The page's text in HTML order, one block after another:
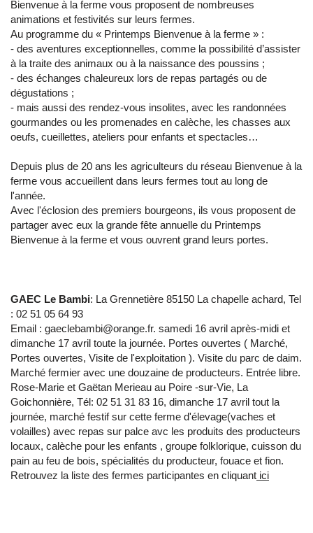
Bienvenue à la ferme vous proposent de nombreuses
animations et festivités sur leurs fermes.
Au programme du « Printemps Bienvenue à la ferme » :
- des aventures exceptionnelles, comme la possibilité d’assister
à la traite des animaux ou à la naissance des poussins ;
- des échanges chaleureux lors de repas partagés ou de
dégustations ;
- mais aussi des rendez-vous insolites, avec les randonnées
gourmandes ou les promenades en calèche, les chasses aux
oeufs, cueillettes, ateliers pour enfants et spectacles…
Depuis plus de 20 ans les agriculteurs du réseau Bienvenue à la
ferme vous accueillent dans leurs fermes tout au long de
l'année.
Avec l'éclosion des premiers bourgeons, ils vous proposent de
partager avec eux la grande fête annuelle du Printemps
Bienvenue à la ferme et vous ouvrent grand leurs portes.
GAEC Le Bambi: La Grennetière 85150 La chapelle achard, Tel
: 02 51 05 64 93
Email : gaeclebambi@orange.fr. samedi 16 avril après-midi et
dimanche 17 avril toute la journée. Portes ouvertes ( Marché,
Portes ouvertes, Visite de l'exploitation ). Visite du parc de daim.
Marché fermier avec une douzaine de producteurs. Entrée libre.
Rose-Marie et Gaëtan Merieau au Poire -sur-Vie, La
Goichonnière, Tél: 02 51 31 83 16, dimanche 17 avril tout la
journée, marché festif sur cette ferme d'élevage(vaches et
volailles) avec repas sur palce avc les produits des producteurs
locaux, calèche pour les enfants , groupe folklorique, cuisson du
pain au feu de bois, spécialités du producteur, fouace et fion.
Retrouvez la liste des fermes participantes en cliquant ici